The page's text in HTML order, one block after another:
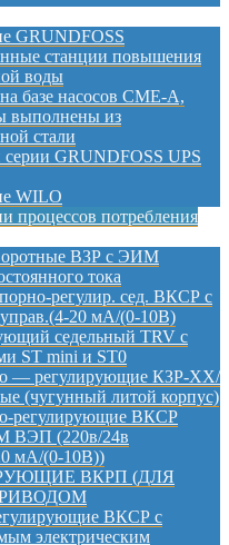
GRUNDFOSS
станции повышения
воды
базе насосов CME-A,
выполнены из
стали
GRUNDFOSS UPS
WILO
процессов потребления
ВЗР с ЭИМ
тока
регулир. сед. ВКСР с
20 мА/(0-10В)
седельный TRV с
ST mini и ST0
— регулирующие КЗР-ХХ/
(чугунный литой корпус)
регулирующие ВКСР
ВЭП (220в/24в
мА/(0-10В))
ВКРП (ДЛЯ
ВКСР с
электрическим